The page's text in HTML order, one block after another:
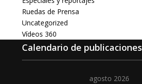
Ruedas de Prensa
Uncategorized
Vídeos 360
Calendario de publicaciones
agosto 2026